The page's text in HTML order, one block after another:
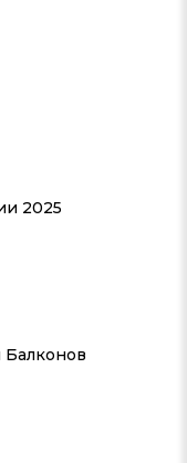
2025
Балконов